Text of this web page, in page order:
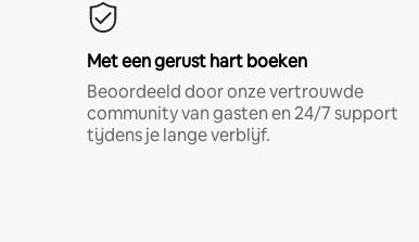
Met een gerust hart boeken
Beoordeeld door onze vertrouwde
community van gasten en 24/7 support
tijdens je lange verblijf.